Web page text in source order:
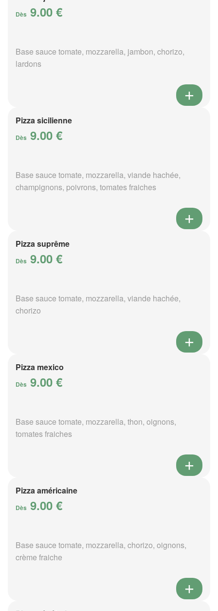
Dès 9.00 €
Base sauce tomate, mozzarella, jambon, chorizo,
lardons
Pizza sicilienne
Dès 9.00 €
Base sauce tomate, mozzarella, viande hachée,
champignons, poivrons, tomates fraiches
Pizza suprême
Dès 9.00 €
Base sauce tomate, mozzarella, viande hachée,
chorizo
Pizza mexico
Dès 9.00 €
Base sauce tomate, mozzarella, thon, oignons,
tomates fraiches
Pizza américaine
Dès 9.00 €
Base sauce tomate, mozzarella, chorizo, oignons,
crème fraiche